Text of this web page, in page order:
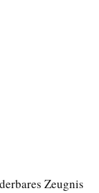
Zeugnis